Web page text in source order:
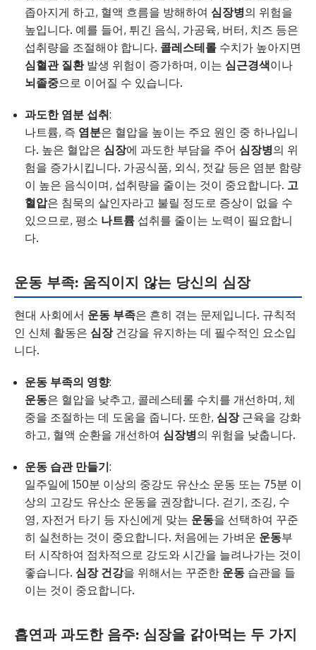
좁아지게 하고, 혈액 흐름을 방해하여 심장병의 위험을
높입니다. 예를 들어, 튀긴 음식, 가공육, 버터, 치즈 등은
섭취량을 조절해야 합니다. 콜레스테롤 수치가 높아지면
심혈관 질환발생 위험이 증가하며, 이는 심근경색이나
뇌졸중으로 이어질 수 있습니다.
과도한 염분 섭취:
나트륨, 즉 염분은 혈압을 높이는 주요 원인 중 하나입니
다. 높은 혈압은 심장에 과도한 부담을 주어 심장병의 위
험을 증가시킵니다. 가공식품, 외식, 젓갈 등은 염분 함량
이 높은 음식이며, 섭취량을 줄이는 것이 중요합니다. 고
혈압은 침묵의 살인자라고 불릴 정도로 증상이 없을 수
있으므로, 평소 나트륨 섭취를 줄이는 노력이 필요합니
다.
운동 부족: 움직이지 않는 당신의 심장
현대 사회에서 운동 부족은 흔히 겪는 문제입니다. 규칙적
인 신체 활동은 심장건강을 유지하는 데 필수적인 요소입
니다.
운동 부족의 영향:
운동은 혈압을 낮추고, 콜레스테롤 수치를 개선하며, 체
중을 조절하는 데 도움을 줍니다. 또한, 심장근육을 강화
하고, 혈액 순환을 개선하여 심장병의 위험을 낮춥니다.
운동 습관 만들기:
일주일에 150분 이상의 중강도 유산소 운동 또는 75분 이
상의 고강도 유산소 운동을 권장합니다. 걷기, 조깅, 수
영, 자전거 타기 등 자신에게 맞는 운동을 선택하여 꾸준
히 실천하는 것이 중요합니다. 처음에는 가벼운 운동부
터 시작하여 점차적으로 강도와 시간을 늘려나가는 것이
좋습니다. 심장 건강을 위해서는 꾸준한 운동 습관을 들
이는 것이 중요합니다.
흡연과 과도한 음주: 심장을 갉아먹는 두 가지